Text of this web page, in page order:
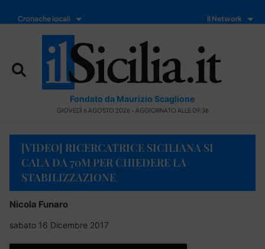
Cronache locali Il Network
Fondato da Maurizio Scaglione
GIOVEDÌ 6 AGOSTO 2026 - AGGIORNATO ALLE 09:36
[VIDEO] RICERCATRICE SICILIANA SI
CALA DA 70M PER CHIEDERE LA
STABILIZZAZIONE
Nicola Funaro
sabato 16 Dicembre 2017